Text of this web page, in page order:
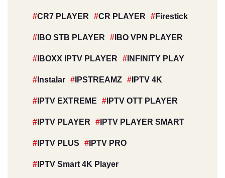
CR7 PLAYER CR PLAYER Firestick
IBO STB PLAYER IBO VPN PLAYER
IBOXX IPTV PLAYER INFINITY PLAY
Instalar IPSTREAMZ IPTV 4K
IPTV EXTREME IPTV OTT PLAYER
IPTV PLAYER IPTV PLAYER SMART
IPTV PLUS IPTV PRO
IPTV Smart 4K Player